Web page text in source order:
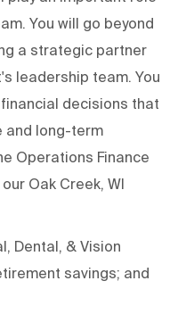
You will go beyond
a strategic partner
leadership team. You
decisions that
and long-term
Operations Finance
Oak Creek, WI
Dental, & Vision
savings; and